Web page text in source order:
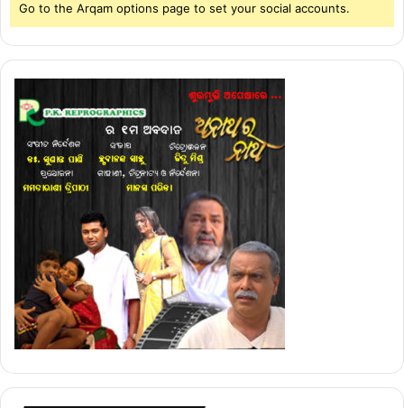
Go to the Arqam options page to set your social accounts.